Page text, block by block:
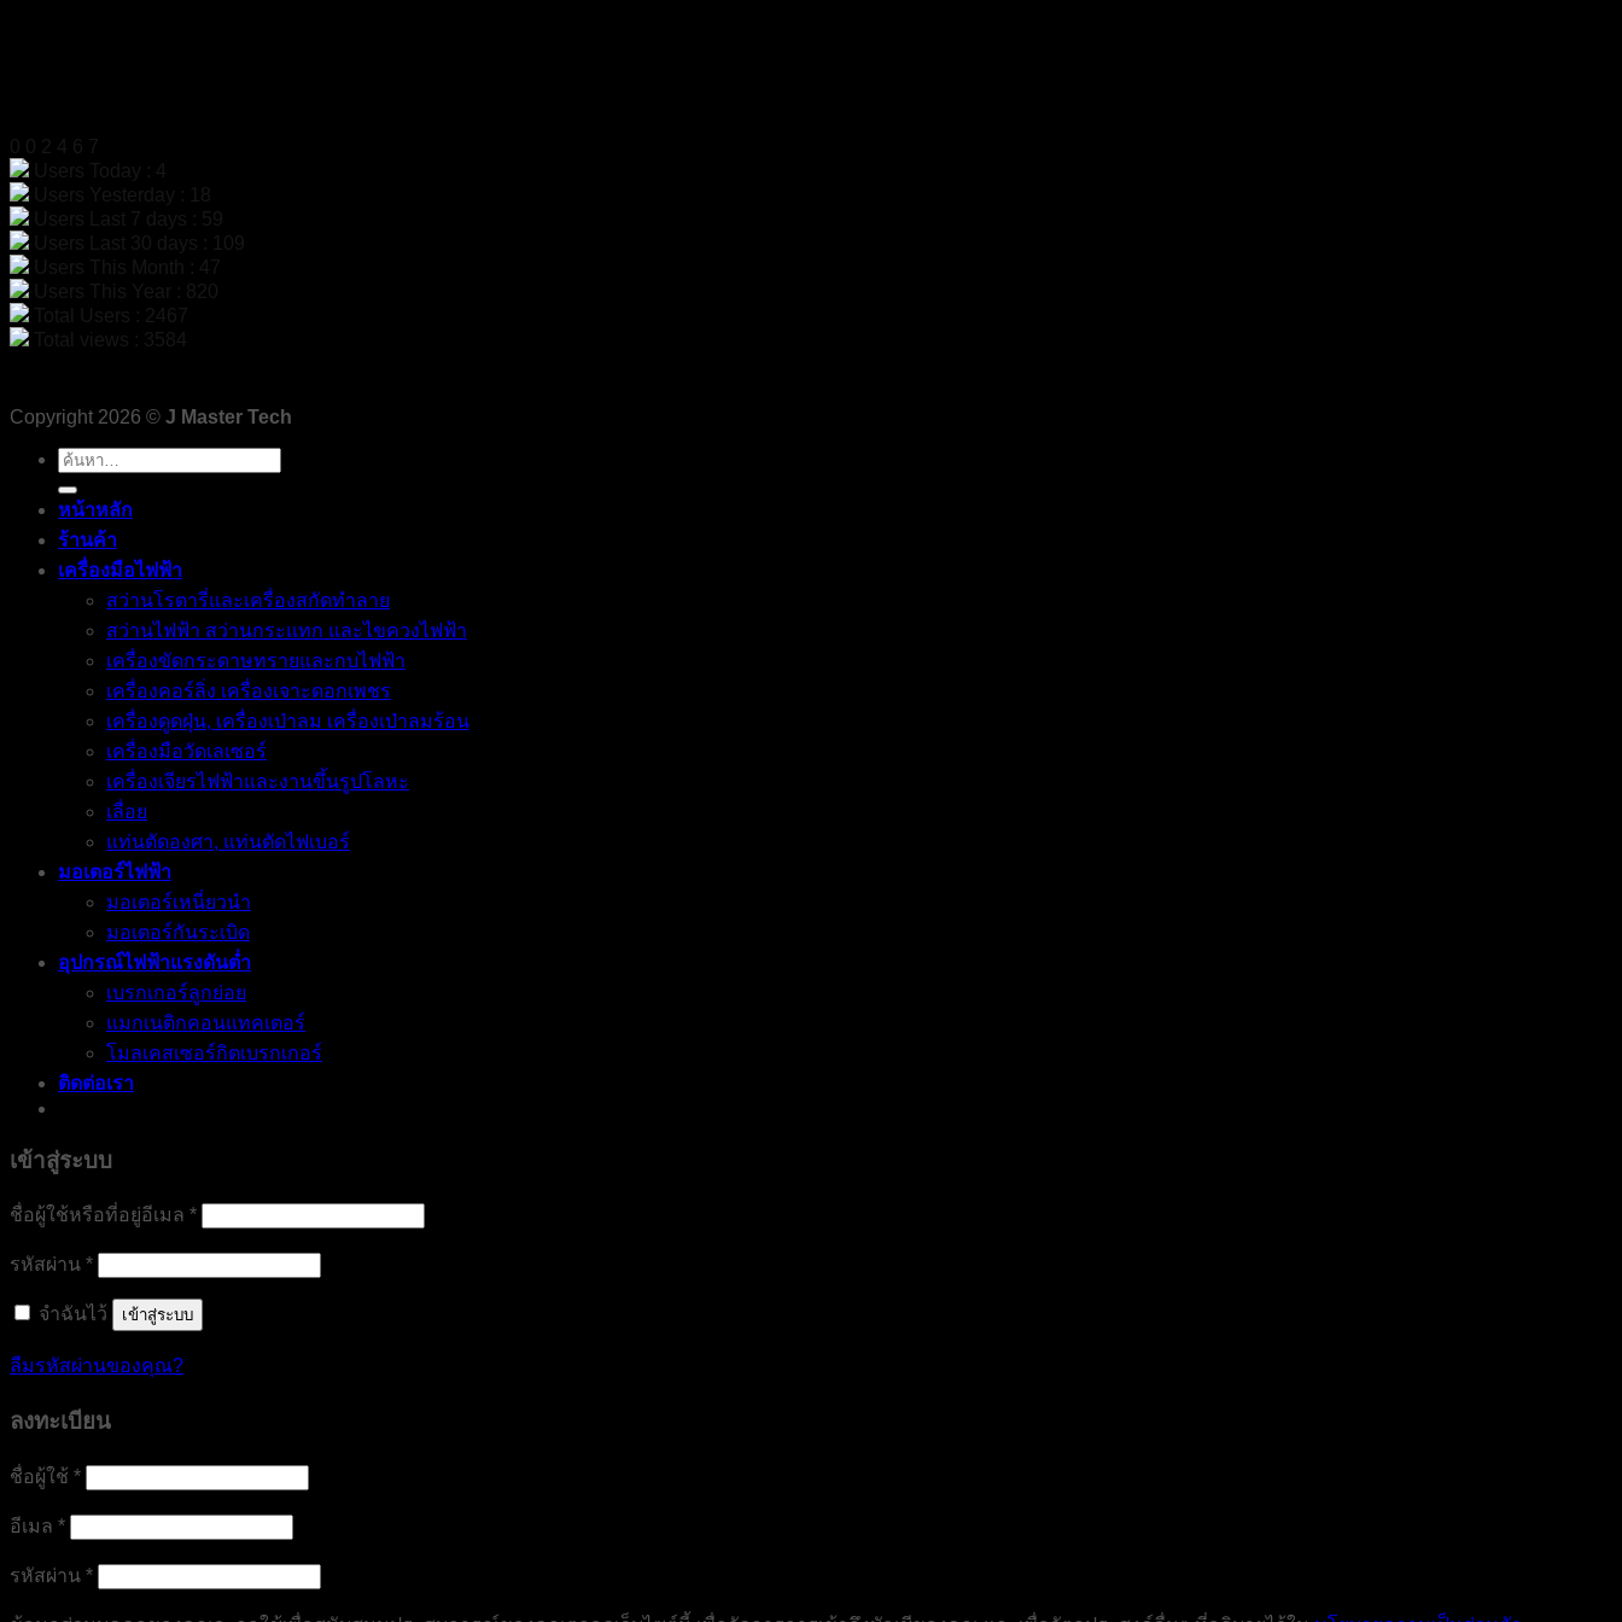
Copyright 2026 © J Master Tech
ค้นหา:
หน้าหลัก
ร้านค้า
เครื่องมือไฟฟ้า
สว่านโรตารี่และเครื่องสกัดทำลาย
สว่านไฟฟ้า สว่านกระแทก และไขควงไฟฟ้า
เครื่องขัดกระดาษทรายและกบไฟฟ้า
เครื่องคอร์ลิ่ง เครื่องเจาะดอกเพชร
เครื่องดูดฝุ่น, เครื่องเป่าลม เครื่องเป่าลมร้อน
เครื่องมือวัดเลเซอร์
เครื่องเจียรไฟฟ้าและงานขึ้นรูปโลหะ
เลื่อย
แท่นตัดองศา, แท่นตัดไฟเบอร์
มอเตอร์ไฟฟ้า
มอเตอร์เหนี่ยวนำ
มอเตอร์กันระเบิด
อุปกรณ์ไฟฟ้าแรงดันต่ำ
เบรกเกอร์ลูกย่อย
แมกเนติกคอนแทคเตอร์
โมลเคสเซอร์กิตเบรกเกอร์
ติดต่อเรา
เข้าสู่ระบบ
ชื่อผู้ใช้หรือที่อยู่อีเมล *ต้องการ
รหัสผ่าน *ต้องการ
จำฉันไว้ เข้าสู่ระบบ
ลืมรหัสผ่านของคุณ?
ลงทะเบียน
ชื่อผู้ใช้ *ต้องการ
อีเมล *ต้องการ
รหัสผ่าน *ต้องการ